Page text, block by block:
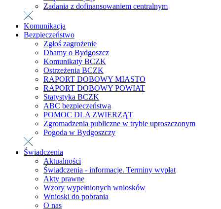
Zadania z dofinansowaniem centralnym
Komunikacja
Bezpieczeństwo
Zgłoś zagrożenie
Dbamy o Bydgoszcz
Komunikaty BCZK
Ostrzeżenia BCZK
RAPORT DOBOWY MIASTO
RAPORT DOBOWY POWIAT
Statystyka BCZK
ABC bezpieczeństwa
POMOC DLA ZWIERZĄT
Zgromadzenia publiczne w trybie uproszczonym
Pogoda w Bydgoszczy
Świadczenia
Aktualności
Świadczenia - informacje. Terminy wypłat
Akty prawne
Wzory wypełnionych wniosków
Wnioski do pobrania
O nas